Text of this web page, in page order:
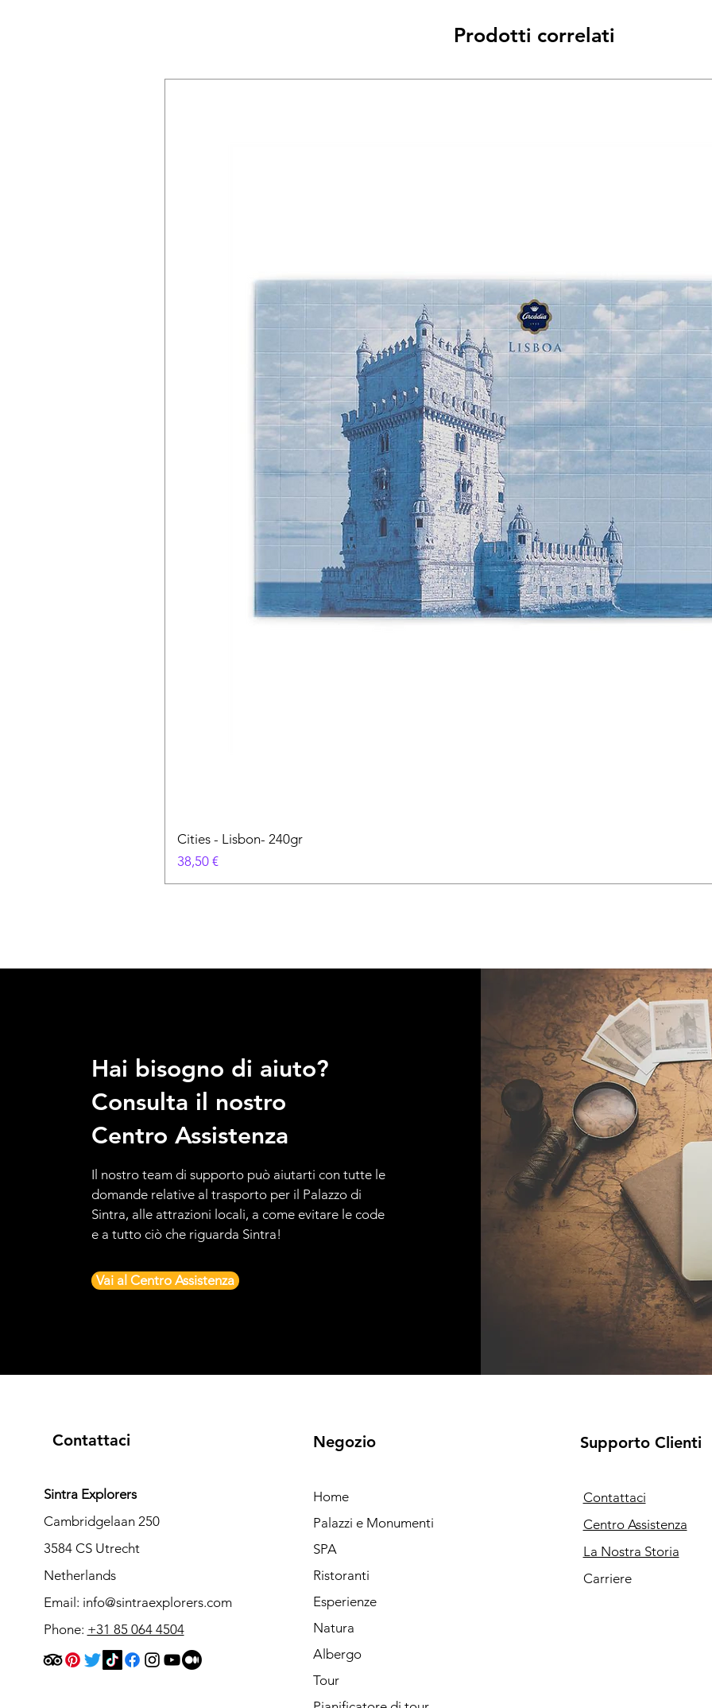
Prodotti correlati
Cities - Lisbon- 240gr
Prezzo
38,50 €
Hai bisogno di aiuto?
Consulta il nostro
Centro Assistenza
Il nostro team di supporto può aiutarti con tutte le
domande relative al trasporto per il Palazzo di
Sintra, alle attrazioni locali, a come evitare le code
e a tutto ciò che riguarda Sintra!
Vai al Centro Assistenza
Contattaci
Sintra Explorers
Cambridgelaan 250
3584 CS Utrecht
Netherlands
Email: info@sintraexplorers.com
Phone: +31 85 064 4504
Negozio
Home
Palazzi e Monumenti
SPA
Ristoranti
Esperienze
Natura
Albergo
Tour
Supporto Clienti
Contattaci
Centro Assistenza
La Nostra Storia
Carriere